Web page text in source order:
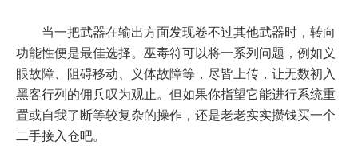
当一把武器在输出方面发现卷不过其他武器时，转向
功能性便是最佳选择。巫毒符可以将一系列问题，例如义
眼故障、阻碍移动、义体故障等，尽皆上传，让无数初入
黑客行列的佣兵叹为观止。但如果你指望它能进行系统重
置或自我了断等较复杂的操作，还是老老实实攒钱买一个
二手接入仓吧。